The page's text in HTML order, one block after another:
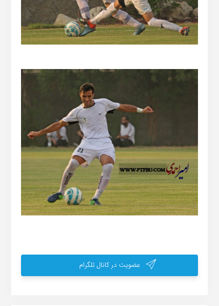
عضویت در کانال تلگرام